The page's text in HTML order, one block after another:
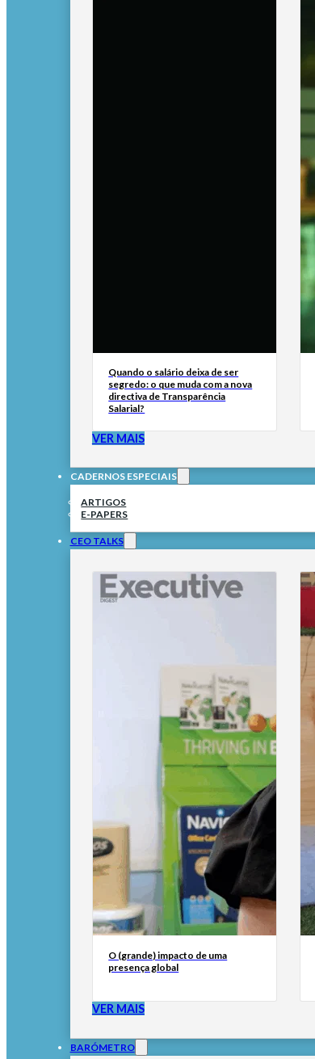
Quando o salário deixa de ser
segredo: o que muda com a nova
directiva de Transparência
Salarial?
VER MAIS
CADERNOS ESPECIAIS
ARTIGOS
E-PAPERS
CEO TALKS
O (grande) impacto de uma
presença global
VER MAIS
BARÓMETRO